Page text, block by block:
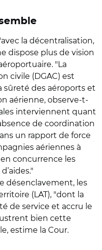
la décentralisation,
dispose plus de vision
"La
civile (DGAC) est
sûreté des aéroports et
aérienne, observe-t-
interviennent quant
de coordination
un rapport de force
aériennes à
concurrence les
désenclavement, les
(LAT), "dont la
de service et accru le
bien cette
estime la Cour.